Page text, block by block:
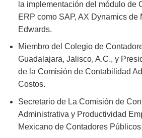
la implementación del módulo de
ERP como SAP, AX Dynamics de
Edwards.
Miembro del Colegio de
Guadalajara, Jalisco, A.C., y
de la Comisión de Contabilidad
Costos.
Secretario de La Comisión de
Administrativa y Productividad
Mexicano de Contadores Públicos